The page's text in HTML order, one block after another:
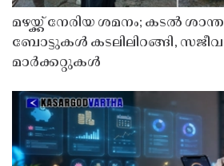
മഴയ്ക്ക് നേരിയ ശമനം; കടൽ
ബോട്ടുകൾ കടലിലിറങ്ങി,
മാർക്കറ്റുകൾ